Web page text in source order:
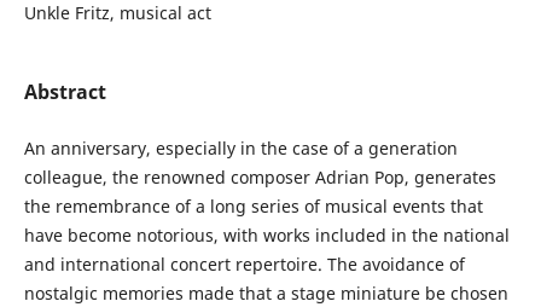
Unkle Fritz, musical act
Abstract
An anniversary, especially in the case of a generation
colleague, the renowned composer Adrian Pop, generates
the remembrance of a long series of musical events that
have become notorious, with works included in the national
and international concert repertoire. The avoidance of
nostalgic memories made that a stage miniature be chosen